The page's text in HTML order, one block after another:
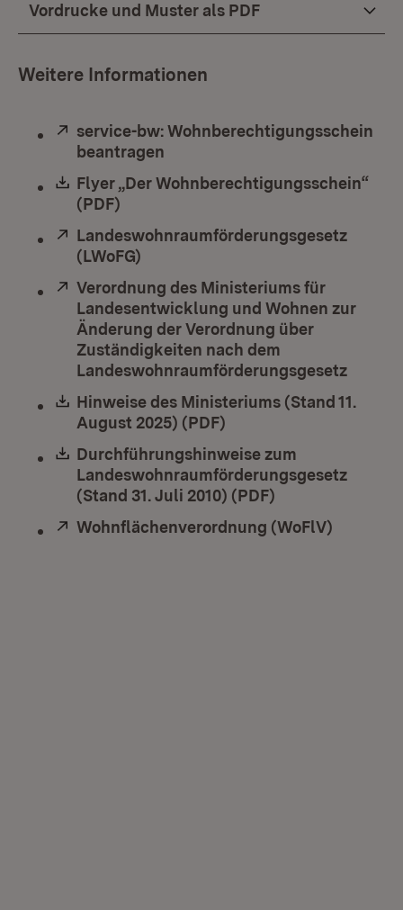
Vordrucke und Muster als PDF
Weitere Informationen
Extern:
service-bw: Wohnberechtigungsschein
beantragen
Download:
Flyer „Der Wohnberechtigungsschein“
(PDF)
Extern:
Landeswohnraumförderungsgesetz
(LWoFG)
Extern:
Verordnung des Ministeriums für
Landesentwicklung und Wohnen zur
Änderung der Verordnung über
Zuständigkeiten nach dem
Landeswohnraumförderungsgesetz
Download:
Hinweise des Ministeriums (Stand 11.
August 2025) (PDF)
Download:
Durchführungshinweise zum
Landeswohnraumförderungsgesetz
(Stand 31. Juli 2010) (PDF)
Extern:
Wohnflächenverordnung (WoFlV)